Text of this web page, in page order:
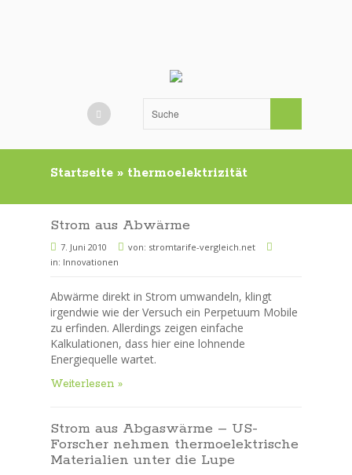
Startseite » thermoelektrizität
Strom aus Abwärme
7. Juni 2010 von: stromtarife-vergleich.net
in: Innovationen
Abwärme direkt in Strom umwandeln, klingt
irgendwie wie der Versuch ein Perpetuum Mobile
zu erfinden. Allerdings zeigen einfache
Kalkulationen, dass hier eine lohnende
Energiequelle wartet.
Weiterlesen »
Strom aus Abgaswärme – US-
Forscher nehmen thermoelektrische
Materialien unter die Lupe